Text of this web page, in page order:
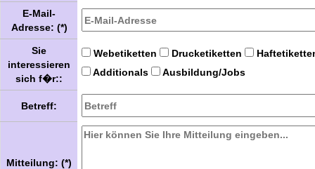
E-Mail-
Adresse: (*)
Sie
interessieren
sich f�r::
Webetiketten Drucketiketten
Additionals
Ausbildung/Jobs
Betreff:
Mitteilung: (*)